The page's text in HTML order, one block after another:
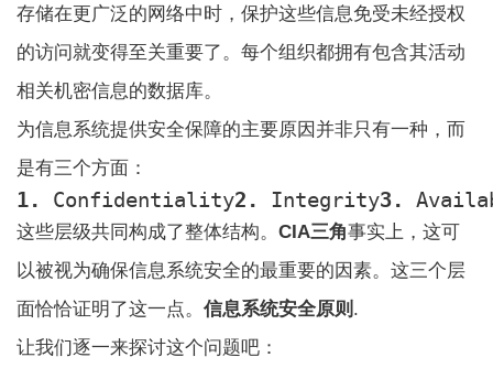
存储在更广泛的网络中时，保护这些信息免受未经授权
的访问就变得至关重要了。每个组织都拥有包含其活动
相关机密信息的数据库。
为信息系统提供安全保障的主要原因并非只有一种，而
是有三个方面：
1. Confidentiality2. Integrity3.
这些层级共同构成了整体结构。CIA三角事实上，这可
以被视为确保信息系统安全的最重要的因素。这三个层
面恰恰证明了这一点。信息系统安全原则 .
让我们逐一来探讨这个问题吧：